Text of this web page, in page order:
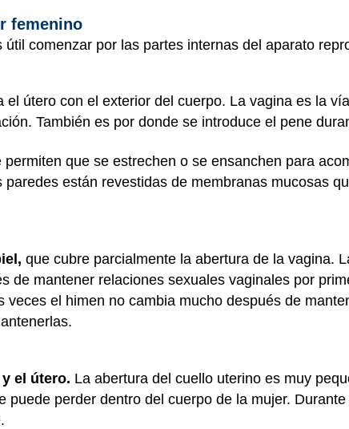
femenino
comenzar por las partes internas del aparato
el útero con el exterior del cuerpo. La vagina es la
También es por donde se introduce el pene
que se estrechen o se ensanchen para
están revestidas de membranas mucosas
que cubre parcialmente la abertura de la vagina.
de mantener relaciones sexuales vaginales por
veces el himen no cambia mucho después de
el útero. La abertura del cuello uterino es muy
puede perder dentro del cuerpo de la mujer.